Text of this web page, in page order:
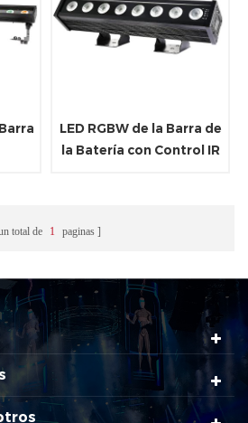
LED RGBW de la Barra de
la Batería con Control IR
total de 1 paginas